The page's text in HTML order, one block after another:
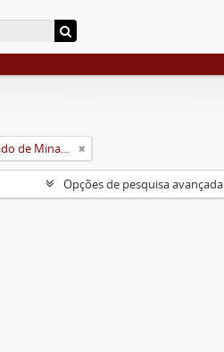
Universidade Rural do Estado de Minas Gerais (Uremg)
Opções de pesquisa avançada